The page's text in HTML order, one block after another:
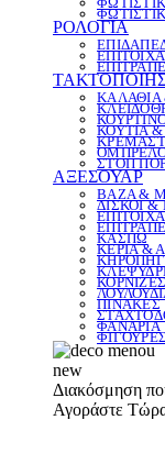
ΡΟΛΟΓΙΑ
ΚΟΥΤΙΑ
ΣΤΟΠ
ΑΞΕΣΟΥΑΡ
ΒΑΖΑ &
ΔΙΣΚΟΙ &
ΚΑΣΠΩ
ΚΕΡΙΑ &
ΠΙΝΑΚΕΣ
ΦΑΝΑΡΙΑ
ΦΙΓΟΥΡΕΣ
new
Διακόσμηση
Αγοράστε